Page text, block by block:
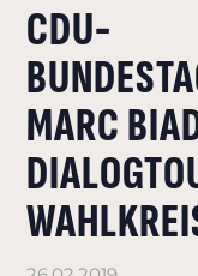
CDU-
MARC